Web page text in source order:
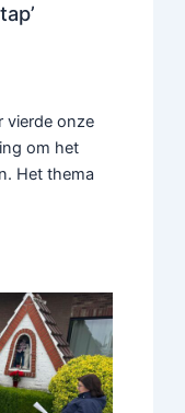
vierde onze
om het
Het thema